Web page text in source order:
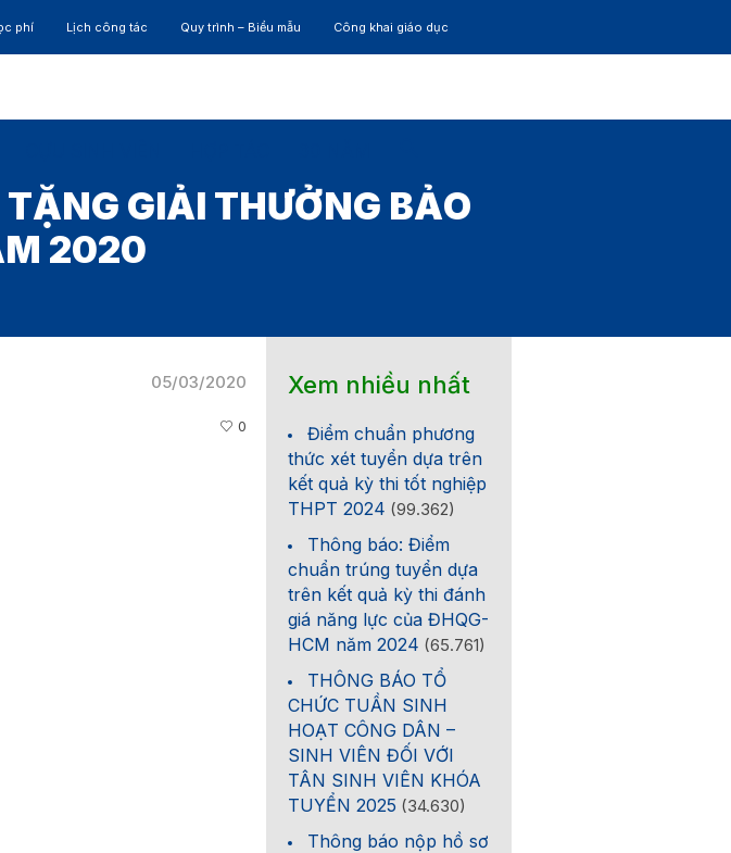
phí Lịch công tác Quy trình – Biểu mẫu Công khai giáo dục
GIẢI THƯỞNG BẢO
2020
05/03/2020
0
Xem nhiều nhất
Điểm chuẩn phương
thức xét tuyển dựa trên
kết quả kỳ thi tốt nghiệp
THPT 2024 (99.362)
Thông báo: Điểm
chuẩn trúng tuyển dựa
trên kết quả kỳ thi đánh
giá năng lực của ĐHQG-
HCM năm 2024 (65.761)
THÔNG BÁO TỔ
CHỨC TUẦN SINH
HOẠT CÔNG DÂN –
SINH VIÊN ĐỐI VỚI
TÂN SINH VIÊN KHÓA
TUYỂN 2025 (34.630)
Thông báo nộp hồ sơ